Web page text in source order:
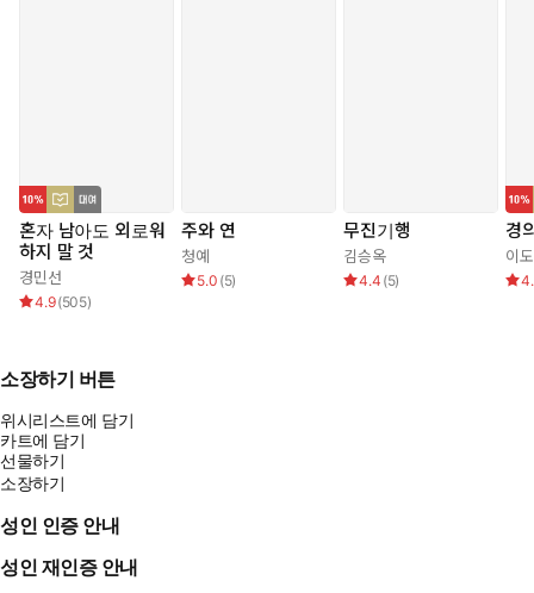
고, 지금을 살아가는 우리에게 관계와 사랑의 의미를 다시 묻는 소
설이다.
혼자 남아도 외로워
하지 말 것
경민선
4.9(505)
주와 연
청예
5.0 (5)
무진기행
김승옥
4.4 (5)
경
이
소장하기 버튼
위시리스트에 담기
카트에 담기
선물하기
소장하기
성인 인증 안내
성인 재인증 안내